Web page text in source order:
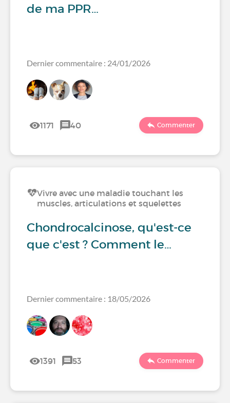
de ma PPR…
Dernier commentaire : 24/01/2026
1171 40 Commenter
Vivre avec une maladie touchant les
muscles, articulations et squelettes
Chondrocalcinose, qu'est-ce
que c'est ? Comment le…
Dernier commentaire : 18/05/2026
1391 53 Commenter